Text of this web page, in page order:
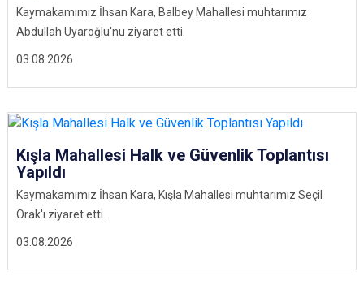
03.08.2026
Kaymakamımız İhsan Kara, Balbey Mahallesi muhtarımız
Abdullah Uyaroğlu'nu ziyaret etti.
03.08.2026
Kışla Mahallesi Halk ve Güvenlik Toplantısı
Yapıldı
Kaymakamımız İhsan Kara, Kışla Mahallesi muhtarımız Seçil
Orak'ı ziyaret etti.